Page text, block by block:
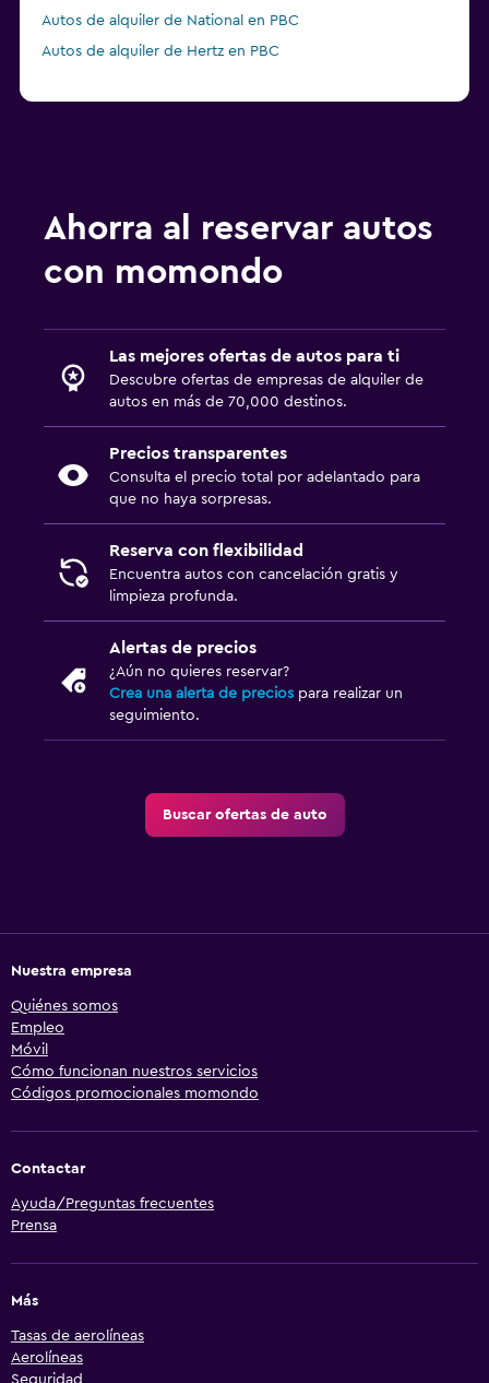
Autos de alquiler de National en PBC
Autos de alquiler de Hertz en PBC
Ahorra al reservar autos
con momondo
Las mejores ofertas de autos para ti
Descubre ofertas de empresas de alquiler de
autos en más de 70,000 destinos.
Precios transparentes
Consulta el precio total por adelantado para
que no haya sorpresas.
Reserva con flexibilidad
Encuentra autos con cancelación gratis y
limpieza profunda.
Alertas de precios
¿Aún no quieres reservar?
Crea una alerta de precios para realizar un
seguimiento.
Buscar ofertas de auto
Nuestra empresa
Quiénes somos
Empleo
Móvil
Cómo funcionan nuestros servicios
Códigos promocionales momondo
Contactar
Ayuda/Preguntas frecuentes
Prensa
Más
Tasas de aerolíneas
Aerolíneas